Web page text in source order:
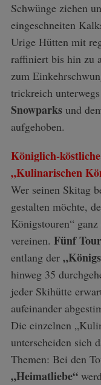
Schwünge ziehen
eingeschneiten
Urige Hütten mit
raffiniert bis hin zu
zum
trickreich
Snowparksund
aufgehoben.
Königlich-
„Kulinarischen
Wer seinen Skitag
gestalten möchte,
Königstouren“
vereinen. Fünf
entlang der
hinweg 35
jeder Skihütte
aufeinander
Die einzelnen
unterscheiden sich
Themen: Bei den
„Heimatliebe“